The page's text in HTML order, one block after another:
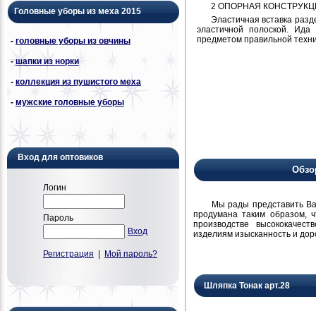
Головные уборы из меха 2015
- головные уборы из овчины
-шапки из норки
- коллекция из пушистого меха
- мужские головные уборы
Вход для оптовиков
Логин
Пароль
Вход
Регистрация Мой пароль?
2 ОПОРНАЯ
Эластичная вставка
эластичной полоской.
предметом правильной
Мы рады представить Вам
продумана таким образом,
производстве
изделиям изысканность и
Шляпка Тонак арт.28